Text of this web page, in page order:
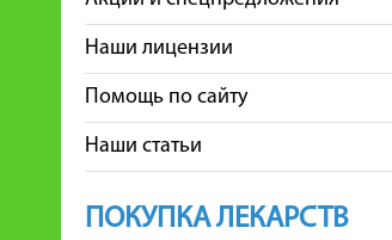
Наши лицензии
Помощь по сайту
Наши статьи
ПОКУПКА ЛЕКАРСТВ